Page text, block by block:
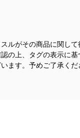
ルがその商品に関し
の上、タグの表示に基
ます。予めご了承くだ